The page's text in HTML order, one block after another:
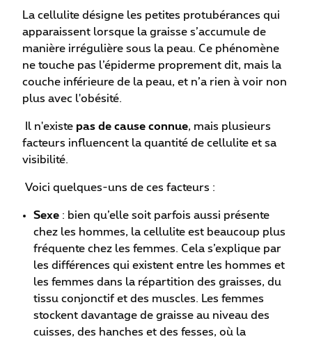
La cellulite désigne les petites protubérances qui
apparaissent lorsque la graisse s’accumule de
manière irrégulière sous la peau. Ce phénomène
ne touche pas l’épiderme proprement dit, mais la
couche inférieure de la peau, et n’a rien à voir non
plus avec l'obésité.
Il n'existe pas de cause connue, mais plusieurs
facteurs influencent la quantité de cellulite et sa
visibilité.
Voici quelques-uns de ces facteurs :
Sexe : bien qu’elle soit parfois aussi présente
chez les hommes, la cellulite est beaucoup plus
fréquente chez les femmes. Cela s’explique par
les différences qui existent entre les hommes et
les femmes dans la répartition des graisses, du
tissu conjonctif et des muscles. Les femmes
stockent davantage de graisse au niveau des
cuisses, des hanches et des fesses, où la